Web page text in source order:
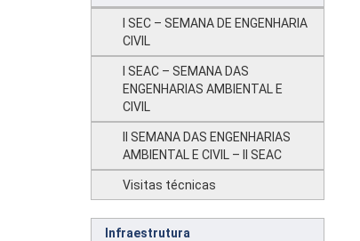
I SEC – SEMANA DE ENGENHARIA
CIVIL
I SEAC – SEMANA DAS
ENGENHARIAS AMBIENTAL E
CIVIL
II SEMANA DAS ENGENHARIAS
AMBIENTAL E CIVIL – II SEAC
Visitas técnicas
Infraestrutura